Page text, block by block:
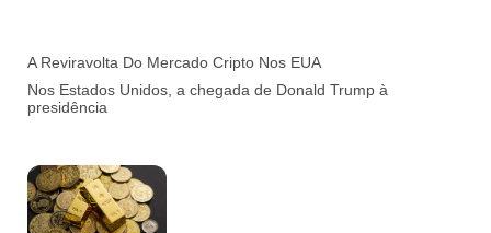
A Reviravolta Do Mercado Cripto Nos EUA
Nos Estados Unidos, a chegada de Donald Trump à
presidência